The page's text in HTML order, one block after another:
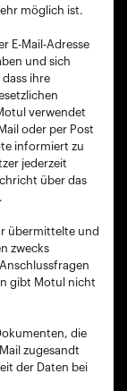
möglich ist.
E-Mail-Adresse
und sich
ihre
verwendet
oder per Post
informiert zu
jederzeit
über das
übermittelte und
zwecks
gibt Motul nicht
die
zugesandt
der Daten bei